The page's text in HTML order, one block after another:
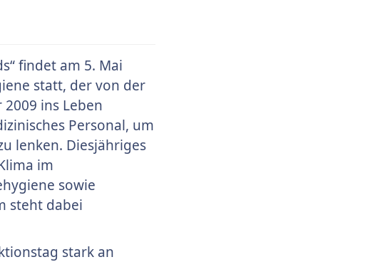
findet am 5. Mai
statt, der von der
ins Leben
Personal, um
lenken. Diesjähriges
im
sowie
steht dabei
stark an